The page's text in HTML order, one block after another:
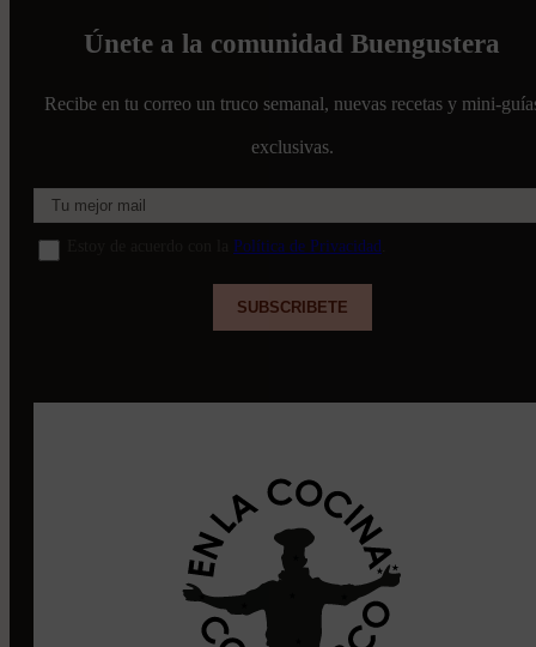
Únete a la comunidad Buengustera
Recibe en tu correo un truco semanal, nuevas recetas y mini-
exclusivas.
Política de Privacidad